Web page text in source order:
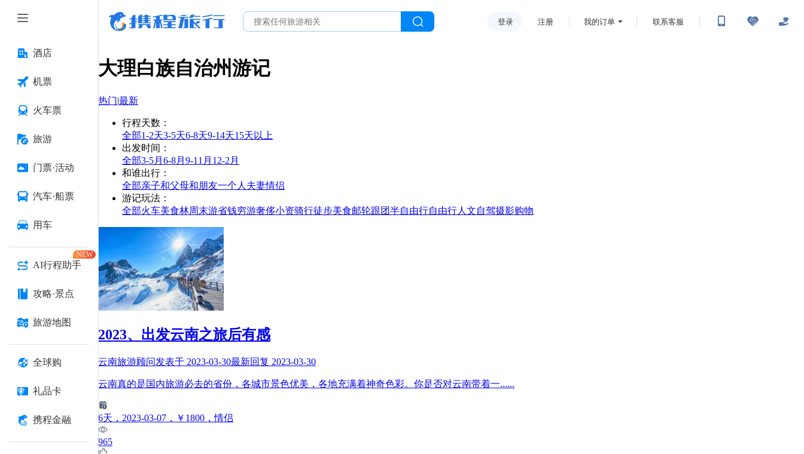
酒店
机票
火车票
旅游
门票·活动
汽车·船票
用车
AI行程助手
NEW
攻略·景点
旅游地图
全球购
礼品卡
携程金融
登录 注册 我的订单 联系客服
大理白族自治州游记
热门|最新
行程天数 ：
全部1-2天3-5天6-8天9-14天15天以上
出发时间 ：
全部3-5月 6-8月 9-11月 12-2月
和谁出行 ：
全部亲子和父母和朋友一个人 夫妻情侣
游记玩法 ：
全部火车美食林周末游省钱穷游奢侈小资骑行徒步美食邮轮跟团半自由行自由行人文自驾摄影购物
2023、出发云南之旅后有感
云南旅游顾问发表于 2023-03-30最新回复 2023-03-30
云南真的是国内旅游必去的省份，各城市景色优美，各地充满着神奇色彩。你是否对云南带着一......
6天 ，2023-03-07 ，￥1800 ，情侣
965